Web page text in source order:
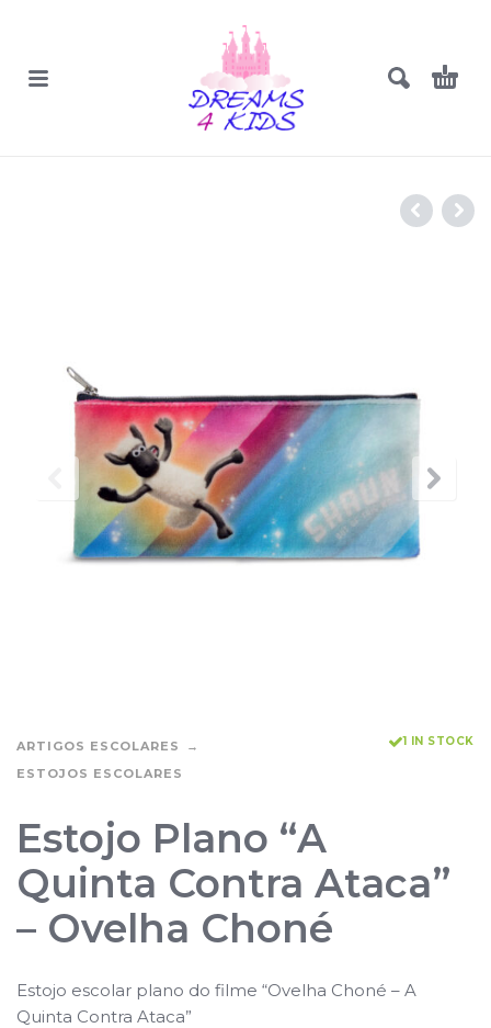
ARTIGOS ESCOLARES
ESTOJOS ESCOLARES
1 IN STOCK
Estojo Plano “A
Quinta Contra Ataca”
– Ovelha Choné
Estojo escolar plano do filme “Ovelha Choné – A
Quinta Contra Ataca”